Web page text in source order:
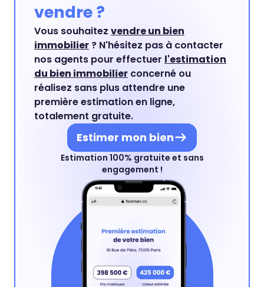
vendre ?
Vous souhaitez vendre un bien
immobilier ? N'hésitez pas à contacter
nos agents pour effectuer l'estimation
du bien immobilier concerné ou
réalisez sans plus attendre une
première estimation en ligne,
totalement gratuite.
Estimer mon bien
Estimation 100% gratuite et sans
engagement !